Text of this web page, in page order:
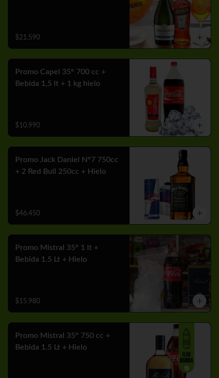
$21.590
Promo Capel 35° 700 cc +
Bebida 1,5 lt + 1 kg hielo
$10.990
Promo Jack Daniel N°7 750cc
+ 2 Red Bull 250cc + Hielo
$46.450
Promo Mistral 35° 1 lt +
Bebida 1.5 Lt + Hielo
$15.980
Promo Mistral 35° 750 cc +
Bebida 1.5 Lt + Hielo